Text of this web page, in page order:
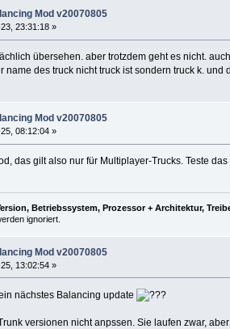
Mod v20070805
23:31:18 »
übersehen. aber trotzdem geht es nicht.
name des truck nicht truck ist sondern truck k. und
Mod v20070805
08:12:04 »
das gilt also nur für Multiplayer-Trucks. Teste
Betriebssystem, Prozessor + Architektur,
ignoriert.
Mod v20070805
13:02:54 »
nächstes Balancing update
versionen nicht anpssen. Sie laufen zwar,